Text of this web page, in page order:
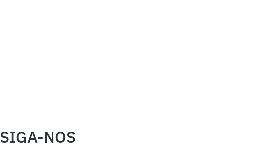
SIGA-NOS